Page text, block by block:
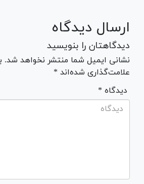
ارسال دیدگاه
دیدگاهتان را بنویسید
نشانی ایمیل شما منتشر نخواهد شد.
علامت‌گذاری شده‌اند *
* دیدگاه